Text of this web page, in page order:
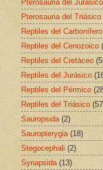
Pterosauria del Jurásico
Pterosauria del Triásico
Reptiles del Carbonífero
Reptiles del Cenozoico
Reptiles del Cretáceo
Reptiles del Jurásico
Reptiles del Pérmico
Reptiles del Triásico
Sauropsida (2)
Sauropterygia (18)
Stegocephali (2)
Synapsida (13)